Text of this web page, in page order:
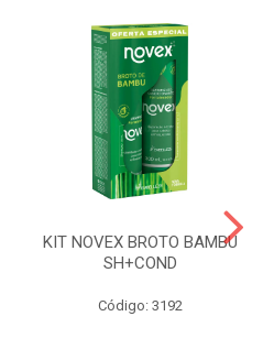
KIT NOVEX BROTO BAMBU
SH+COND
Código: 3192